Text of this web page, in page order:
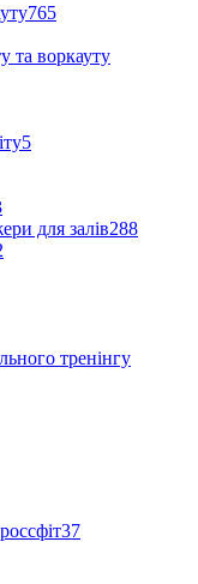
765
та воркауту
5
для залів288
тренінгу
37